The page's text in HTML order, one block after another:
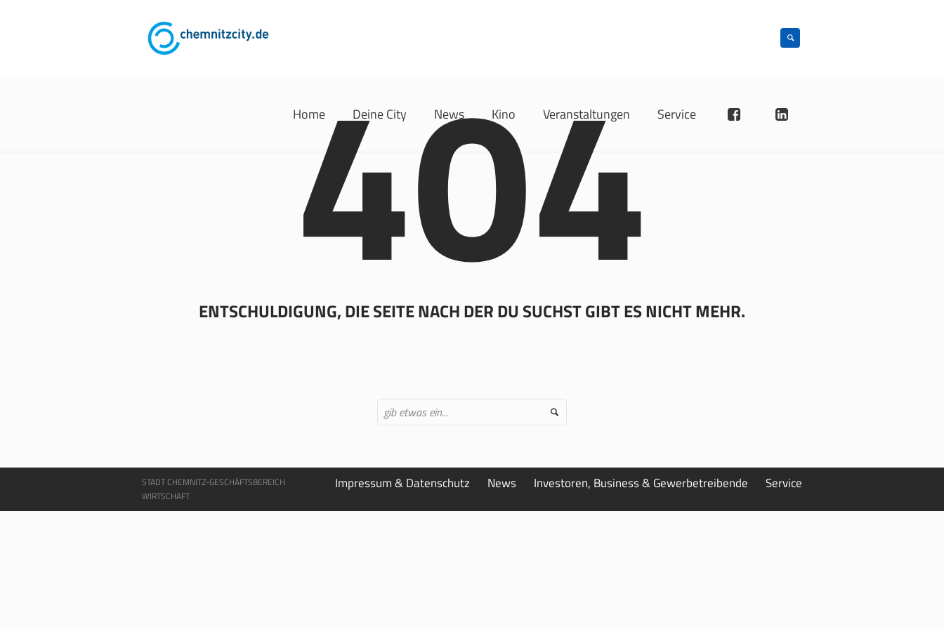
Home Deine City News Kino Veranstaltungen Service
404
ENTSCHULDIGUNG, DIE SEITE NACH DER DU SUCHST GIBT ES NICHT MEHR.
Impressum & Datenschutz News Investoren, Business & Gewerbetreibende Service
STADT CHEMNITZ-GESCHÄFTSBEREICH
WIRTSCHAFT